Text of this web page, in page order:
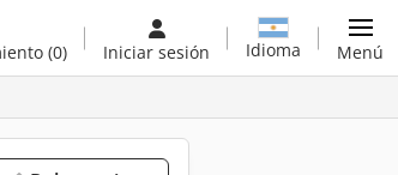
(0) Iniciar sesión Idioma Menú